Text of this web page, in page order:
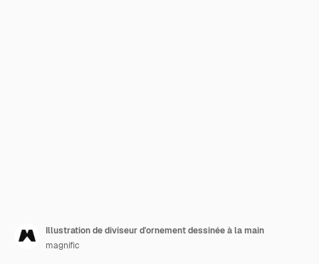
Illustration de diviseur d'ornement dessinée à la main
magnific